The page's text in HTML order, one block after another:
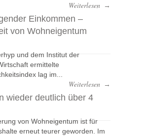
Weiterlesen →
Einkommen –
von Wohneigentum
und dem Institut der
ermittelte
lag im...
Weiterlesen →
wieder deutlich über 4
von Wohneigentum ist für
erneut teurer geworden. Im